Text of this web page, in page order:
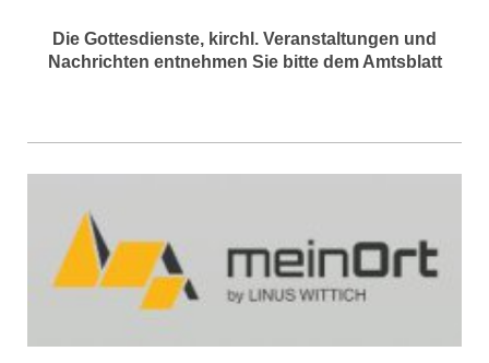
Die Gottesdienste, kirchl. Veranstaltungen und
Nachrichten entnehmen Sie bitte dem Amtsblatt